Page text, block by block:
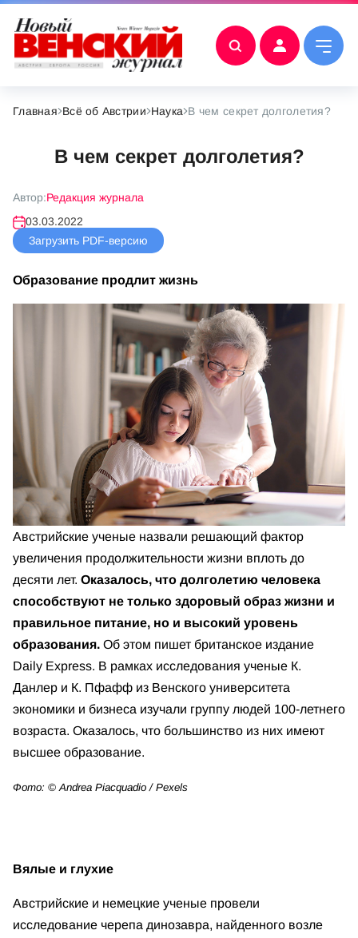
Главная Всё об Австрии Наука В чем секрет долголетия?
В чем секрет долголетия?
Автор:Редакция журнала
03.03.2022
Загрузить PDF-версию
Образование продлит жизнь
Австрийские ученые назвали решающий фактор
увеличения продолжительности жизни вплоть до
десяти лет. Оказалось, что долголетию человека
способствуют не только здоровый образ жизни и
правильное питание, но и высокий уровень
образования. Об этом пишет британское издание
Daily Express. В рамках исследования ученые К.
Данлер и К. Пфафф из Венского университета
экономики и бизнеса изучали группу людей 100-летнего
возраста. Оказалось, что большинство из них имеют
высшее образование.
Фото: © Andrea Piacquadio / Pexels
Вялые и глухие
Австрийские и немецкие ученые провели
исследование черепа динозавра, найденного возле